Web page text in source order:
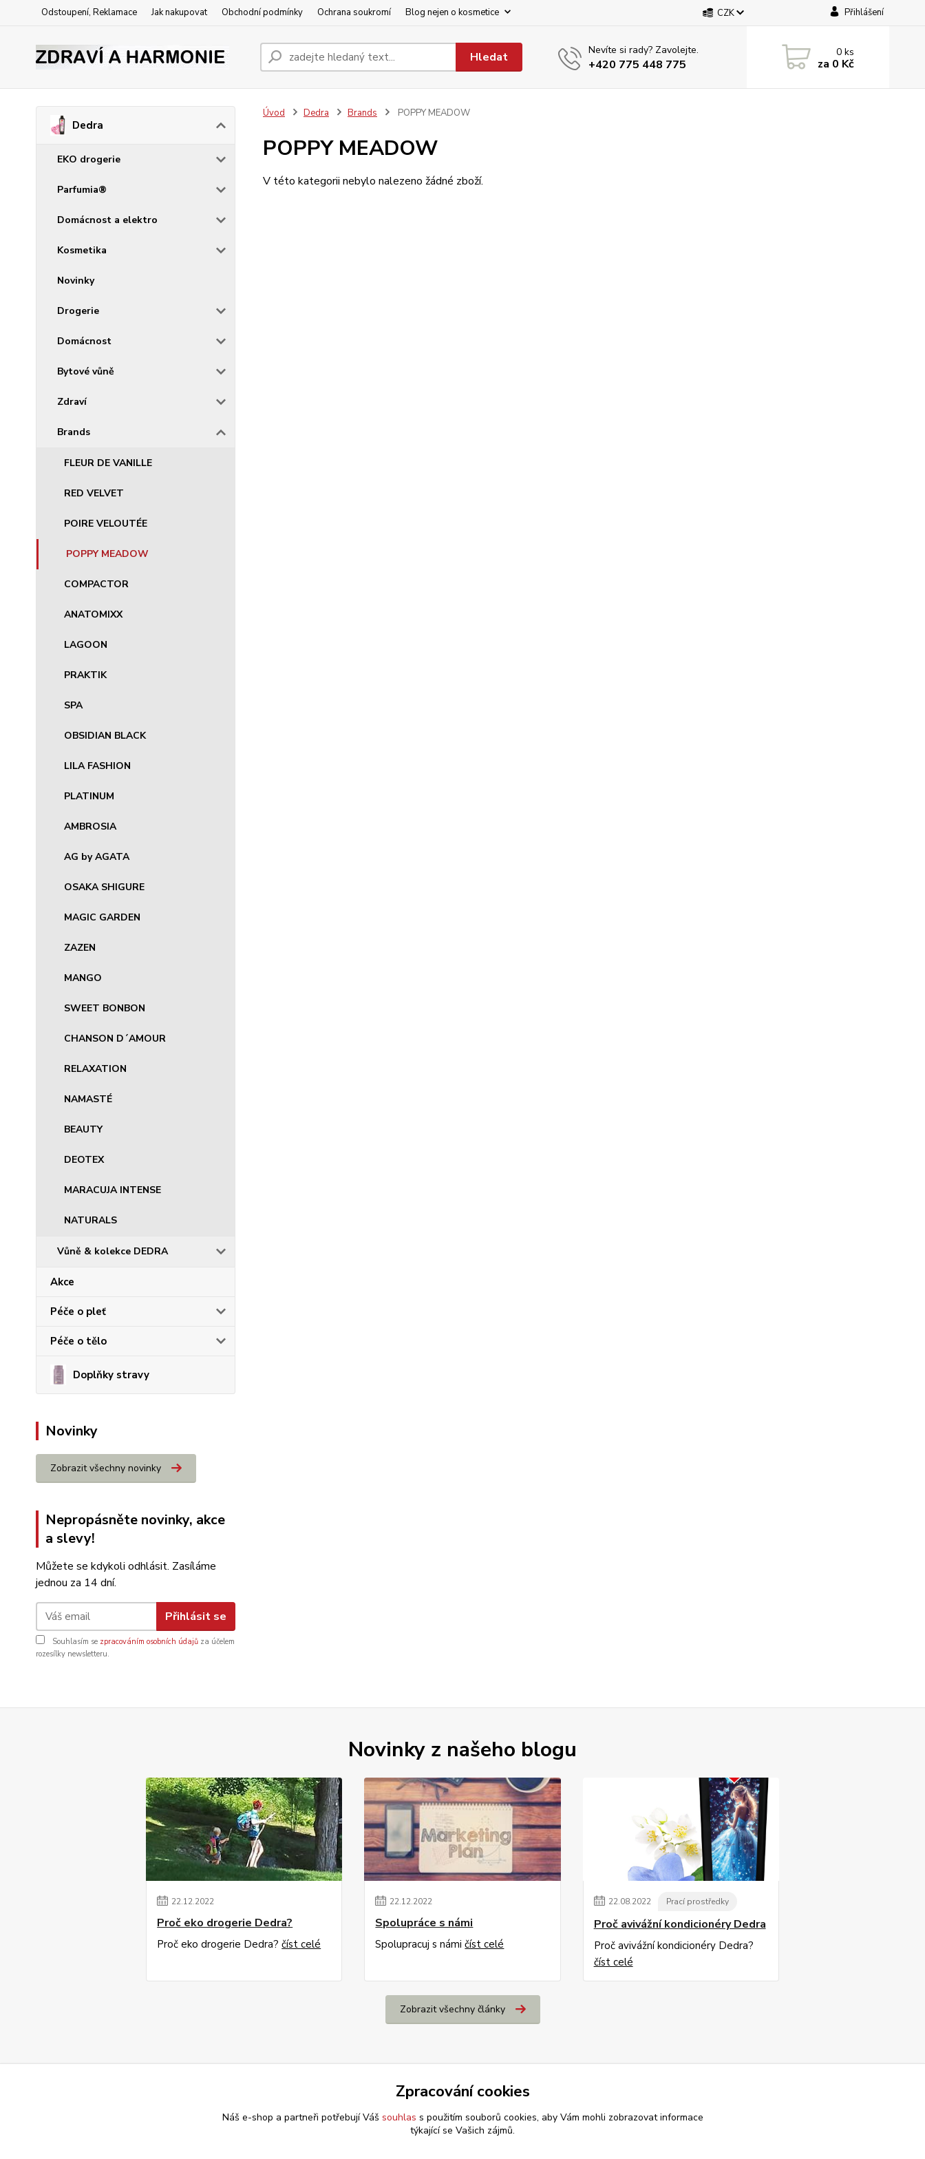
Odstoupení, Reklamace Jak nakupovat Obchodní podmínky Ochrana soukromí Blog nejen o kosmetice CZK Přihlášení
Hledat Nevíte si rady? Zavolejte.
+420 775 448 775
0ks
za 0 Kč
Dedra
EKO drogerie
Parfumia®
Domácnost a elektro
Kosmetika
Novinky
Drogerie
Domácnost
Bytové vůně
Zdraví
Brands
FLEUR DE VANILLE
RED VELVET
POIRE VELOUTÉE
POPPY MEADOW
COMPACTOR
ANATOMIXX
LAGOON
PRAKTIK
SPA
OBSIDIAN BLACK
LILA FASHION
PLATINUM
AMBROSIA
AG by AGATA
OSAKA SHIGURE
MAGIC GARDEN
ZAZEN
MANGO
SWEET BONBON
CHANSON D´AMOUR
RELAXATION
NAMASTÉ
BEAUTY
DEOTEX
MARACUJA INTENSE
NATURALS
Vůně & kolekce DEDRA
Akce
Péče o pleť
Péče o tělo
Doplňky stravy
Novinky
Zobrazit všechny novinky
Nepropásněte novinky, akce
a slevy!
Můžete se kdykoli odhlásit. Zasíláme
jednou za 14 dní.
Přihlásit se
Souhlasím se zpracováním osobních údajů za účelem
rozesílky newsletteru.
Úvod Dedra Brands POPPY MEADOW
POPPY MEADOW
V této kategorii nebylo nalezeno žádné zboží.
Novinky z našeho blogu
22.12.2022
Proč eko drogerie Dedra?
Proč eko drogerie Dedra?číst celé
22.12.2022
Spolupráce s námi
Spolupracuj s námičíst celé
22.08.2022 Prací prostředky
Proč avivážní kondicionéry Dedra
Proč avivážní kondicionéry Dedra?
číst celé
Zobrazit všechny články
Zpracování cookies
Náš e-shop a partneři potřebují Váš souhlas s použitím souborů cookies, aby Vám mohli zobrazovat informace
týkající se Vašich zájmů.